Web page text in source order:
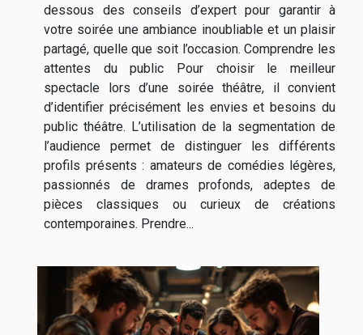
dessous des conseils d’expert pour garantir à
votre soirée une ambiance inoubliable et un plaisir
partagé, quelle que soit l’occasion. Comprendre les
attentes du public Pour choisir le meilleur
spectacle lors d’une soirée théâtre, il convient
d’identifier précisément les envies et besoins du
public théâtre. L’utilisation de la segmentation de
l’audience permet de distinguer les différents
profils présents : amateurs de comédies légères,
passionnés de drames profonds, adeptes de
pièces classiques ou curieux de créations
contemporaines. Prendre...